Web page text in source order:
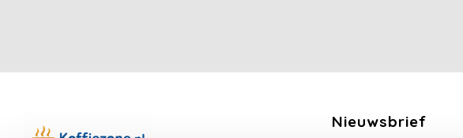
Nieuwsbrief